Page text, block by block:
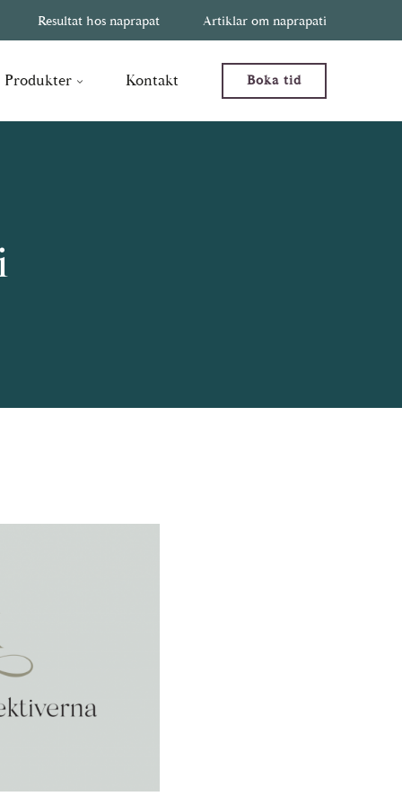
Resultat hos naprapat Artiklar om naprapati
Produkter Kontakt Boka tid